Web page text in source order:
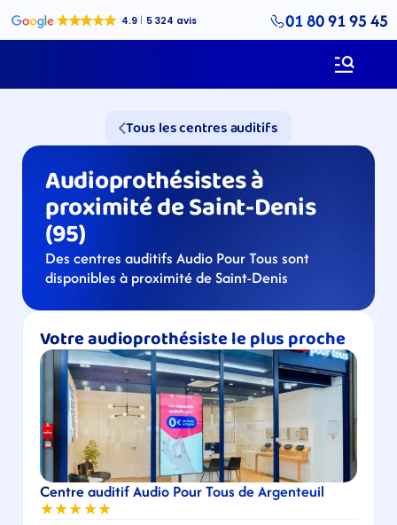
01 80 91 95 45
Tous les centres auditifs
Audioprothésistes à
proximité de Saint-Denis
(95)
Des centres auditifs Audio Pour Tous sont
disponibles à proximité de Saint-Denis
Votre audioprothésiste le plus proche
Centre auditif Audio Pour Tous de Argenteuil
★★★★★